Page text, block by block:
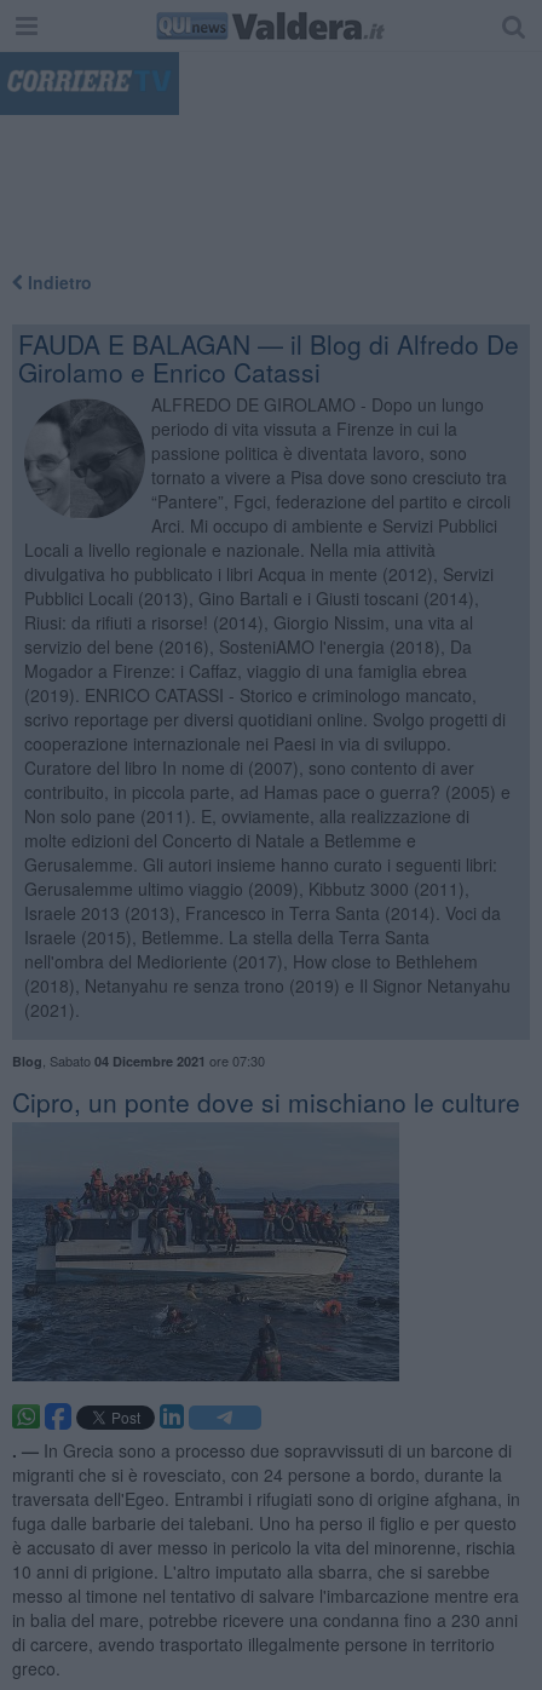
Indietro
FAUDA E BALAGAN — il Blog di Alfredo De
Girolamo e Enrico Catassi
ALFREDO DE GIROLAMO - Dopo un lungo
periodo di vita vissuta a Firenze in cui la
passione politica è diventata lavoro, sono
tornato a vivere a Pisa dove sono cresciuto tra
“Pantere”, Fgci, federazione del partito e circoli
Arci. Mi occupo di ambiente e Servizi Pubblici
Locali a livello regionale e nazionale. Nella mia attività
divulgativa ho pubblicato i libri Acqua in mente (2012), Servizi
Pubblici Locali (2013), Gino Bartali e i Giusti toscani (2014),
Riusi: da rifiuti a risorse! (2014), Giorgio Nissim, una vita al
servizio del bene (2016), SosteniAMO l'energia (2018), Da
Mogador a Firenze: i Caffaz, viaggio di una famiglia ebrea
(2019). ENRICO CATASSI - Storico e criminologo mancato,
scrivo reportage per diversi quotidiani online. Svolgo progetti di
cooperazione internazionale nei Paesi in via di sviluppo.
Curatore del libro In nome di (2007), sono contento di aver
contribuito, in piccola parte, ad Hamas pace o guerra? (2005) e
Non solo pane (2011). E, ovviamente, alla realizzazione di
molte edizioni del Concerto di Natale a Betlemme e
Gerusalemme. Gli autori insieme hanno curato i seguenti libri:
Gerusalemme ultimo viaggio (2009), Kibbutz 3000 (2011),
Israele 2013 (2013), Francesco in Terra Santa (2014). Voci da
Israele (2015), Betlemme. La stella della Terra Santa
nell'ombra del Medioriente (2017), How close to Bethlehem
(2018), Netanyahu re senza trono (2019) e Il Signor Netanyahu
(2021).
Blog Sabato 04 Dicembre 2021 ore 07:30
Cipro, un ponte dove si mischiano le culture
. — In Grecia sono a processo due sopravvissuti di un barcone di
migranti che si è rovesciato, con 24 persone a bordo, durante la
traversata dell'Egeo. Entrambi i rifugiati sono di origine afghana, in
fuga dalle barbarie dei talebani. Uno ha perso il figlio e per questo
è accusato di aver messo in pericolo la vita del minorenne, rischia
10 anni di prigione. L'altro imputato alla sbarra, che si sarebbe
messo al timone nel tentativo di salvare l'imbarcazione mentre era
in balia del mare, potrebbe ricevere una condanna fino a 230 anni
di carcere, avendo trasportato illegalmente persone in territorio
greco.